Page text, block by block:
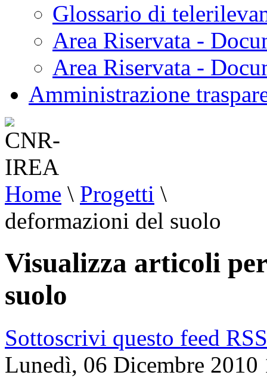
Glossario di
Area Riservata -
Area Riservata -
Amministrazione
Home \ Progetti \
deformazioni del suolo
Visualizza articoli
suolo
Sottoscrivi questo feed RSS
Lunedì, 06 Dicembre 2010